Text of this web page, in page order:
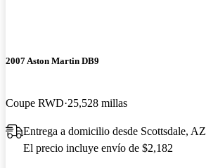
2007 Aston Martin DB9
Coupe RWD 25,528 millas
Entrega a domicilio desde Scottsdale, AZ
El precio incluye envío de $2,182